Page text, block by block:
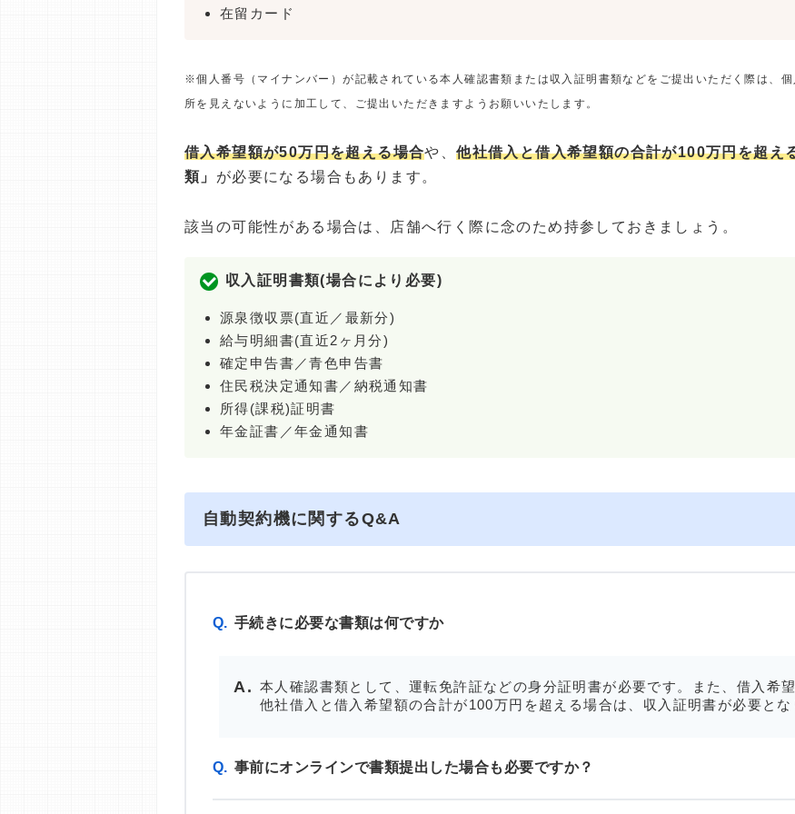
在留カード
※個人番号（マイナンバー）が記載されている本人確認書類または収入証明書類などをご提出いただく際は、
所を見えないように加工して、ご提出いただきますようお願いいたします。
借入希望額が50万円を超える場合や、他社借入と借入希望額の合計が100万円を超え
類」 が必要になる場合もあります。
該当の可能性がある場合は、店舗へ行く際に念のため持参しておきましょう。
収入証明書類(場合により必要)
源泉徴収票(直近／最新分)
給与明細書(直近2ヶ月分)
確定申告書／青色申告書
住民税決定通知書／納税通知書
所得(課税)証明書
年金証書／年金通知書
自動契約機に関するQ&A
Q. 手続きに必要な書類は何ですか
本人確認書類として、運転免許証などの身分証明書が必要です。また、借入希
他社借入と借入希望額の合計が100万円を超える場合は、収入証明書が必要とな
Q. 事前にオンラインで書類提出した場合も必要ですか？